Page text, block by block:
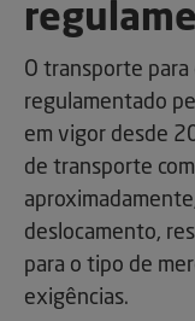
O transporte para
regulamentado
em vigor desde
de transporte
deslocamento,
para o tipo de
exigências.